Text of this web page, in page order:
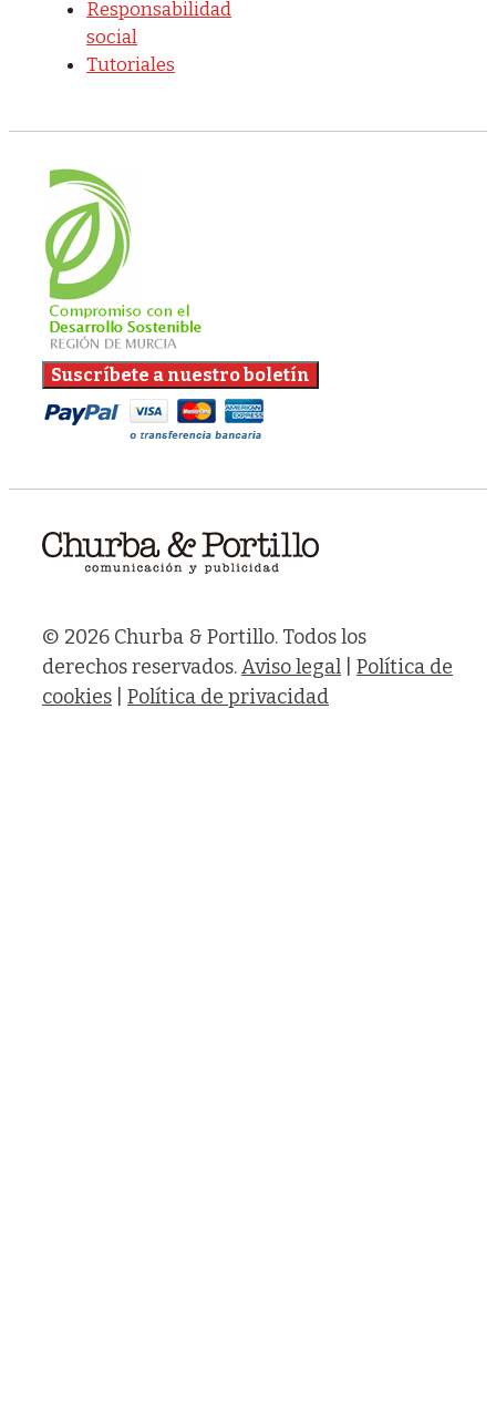
Responsabilidad
social
Tutoriales
© 2026 Churba & Portillo. Todos los
derechos reservados.Aviso legal
Política de
cookies
Política de privacidad